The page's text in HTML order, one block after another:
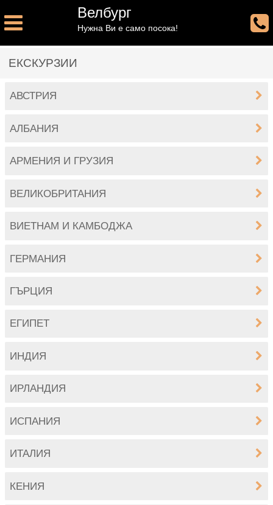
Велбург
Нужна Ви е само посока!
ЕКСКУРЗИИ
АВСТРИЯ
АЛБАНИЯ
АРМЕНИЯ И ГРУЗИЯ
ВЕЛИКОБРИТАНИЯ
ВИЕТНАМ И КАМБОДЖА
ГЕРМАНИЯ
ГЪРЦИЯ
ЕГИПЕТ
ИНДИЯ
ИРЛАНДИЯ
ИСПАНИЯ
ИТАЛИЯ
КЕНИЯ